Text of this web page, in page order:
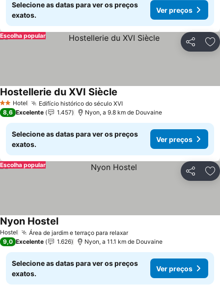
Selecione as datas para ver os preços
exatos.
Ver preços
Partilhar
Escolha popular
2 Estrelas
Hotel Edifício histórico do século XVI
Hostellerie du XVI Siècle
8,6 Excelente 1.457 Nyon, a 9.8 km de Douvaine
Selecione as datas para ver os preços
exatos.
Ver preços
Partilhar
Escolha popular
Hostel Área de jardim e terraço para relaxar
Nyon Hostel
9,0 Excelente 1.626 Nyon, a 11.1 km de Douvaine
Selecione as datas para ver os preços
exatos.
Ver preços